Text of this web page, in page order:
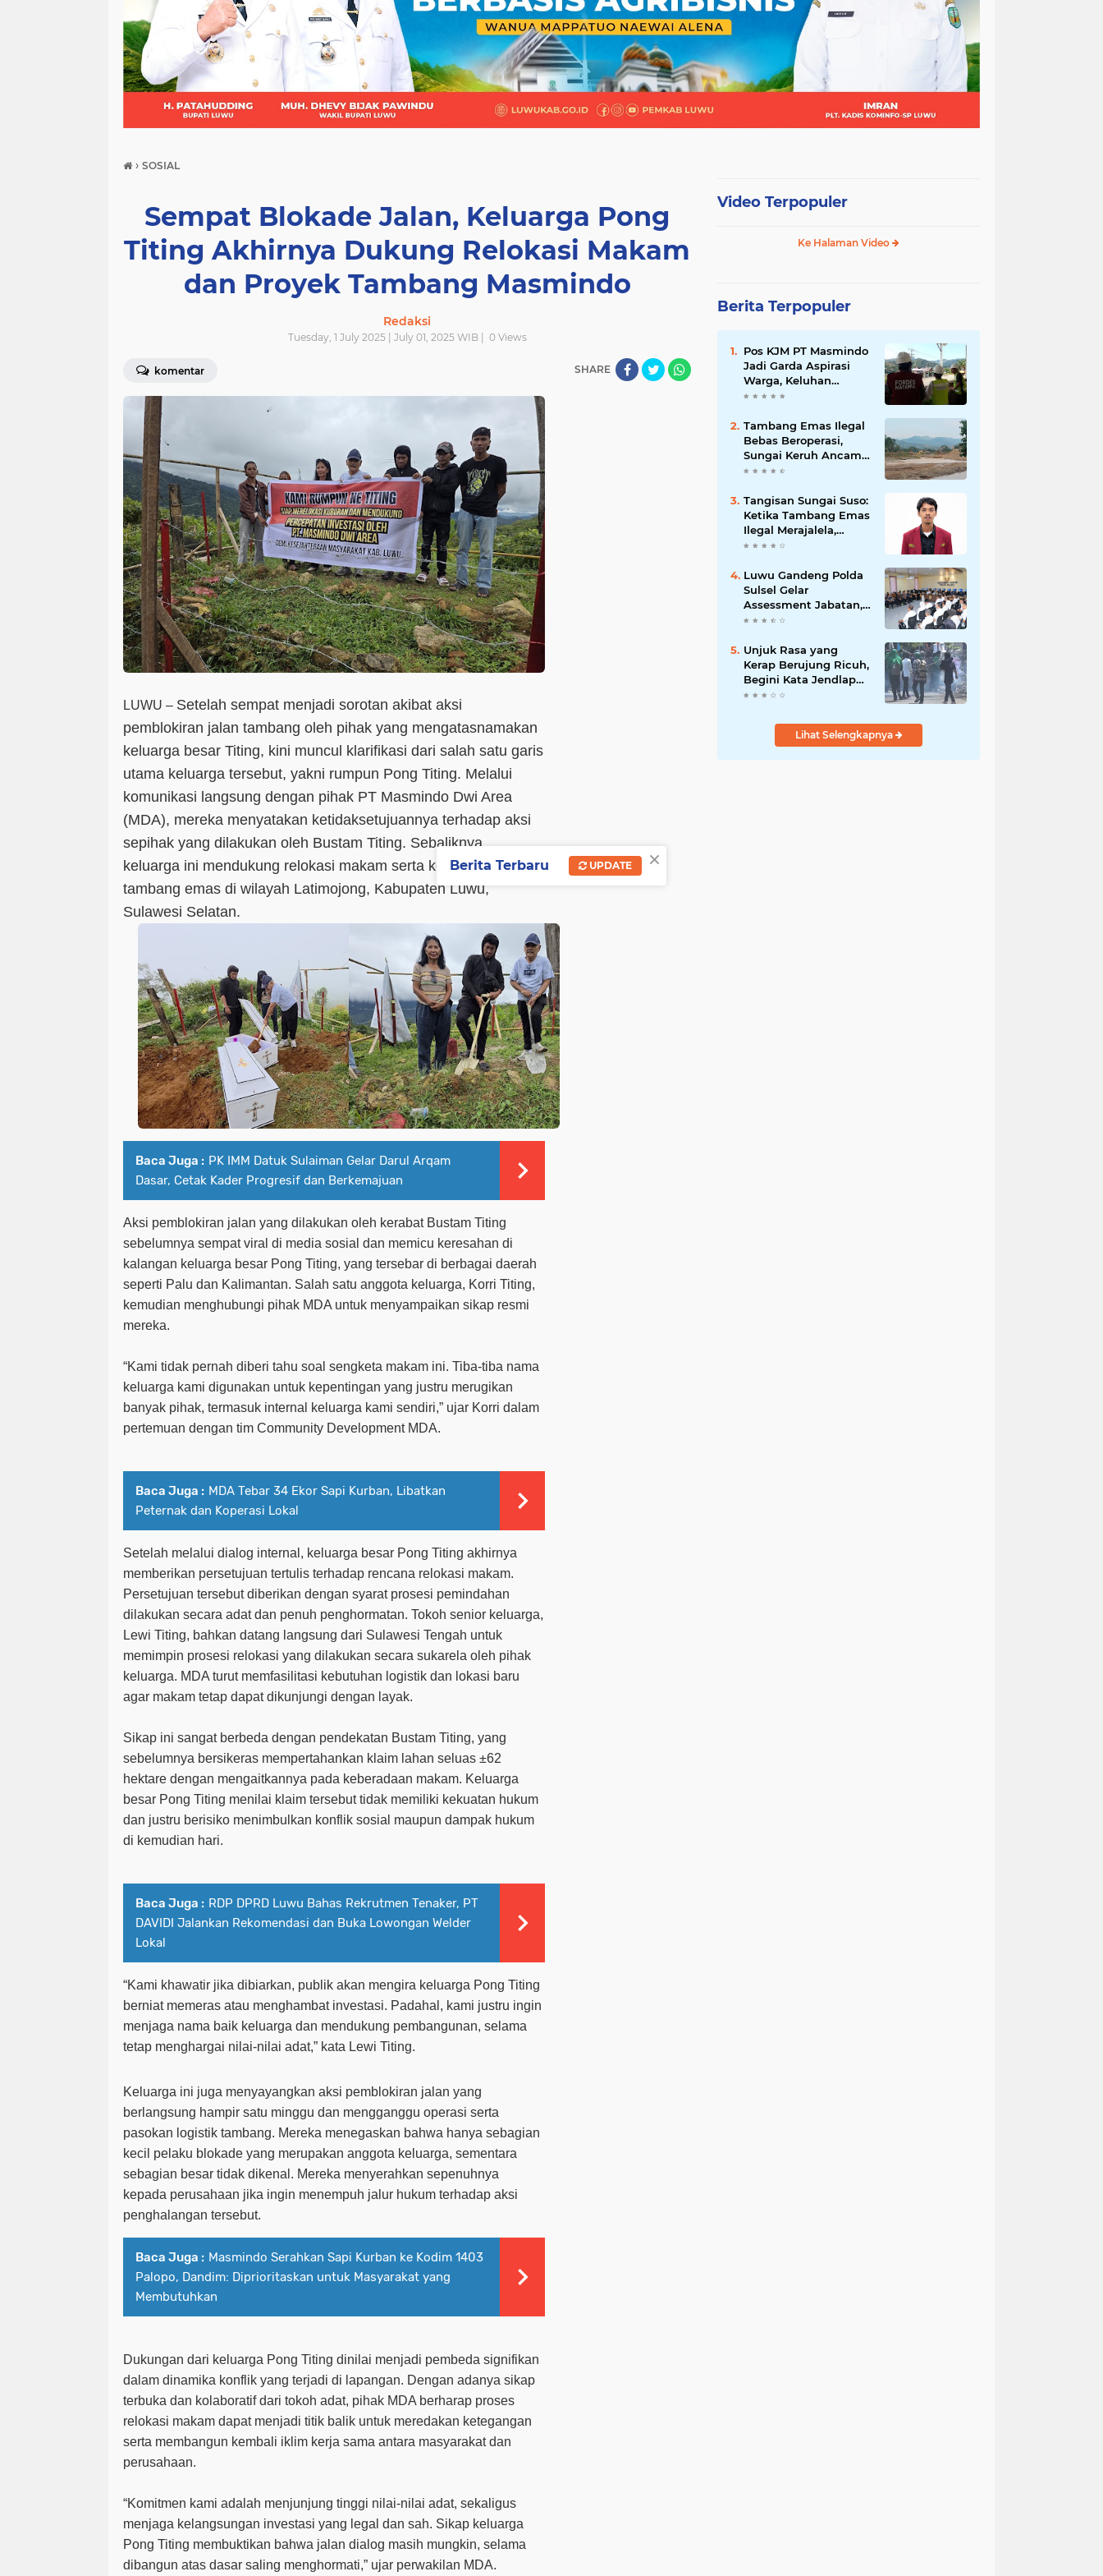
(21) (9) (7)
› SOSIAL
Sempat Blokade Jalan, Keluarga Pong
Titing Akhirnya Dukung Relokasi Makam
dan Proyek Tambang Masmindo
Redaksi
Tuesday, 1 July 2025 | July 01, 2025 WIB | 0Views
komentar SHARE
LUWU – Setelah sempat menjadi sorotan akibat aksi
pemblokiran jalan tambang oleh pihak yang mengatasnamakan
keluarga besar Titing, kini muncul klarifikasi dari salah satu garis
utama keluarga tersebut, yakni rumpun Pong Titing. Melalui
komunikasi langsung dengan pihak PT Masmindo Dwi Area
(MDA), mereka menyatakan ketidaksetujuannya terhadap aksi
sepihak yang dilakukan oleh Bustam Titing. Sebaliknya,
keluarga ini mendukung relokasi makam serta kelanjutan proyek
tambang emas di wilayah Latimojong, Kabupaten Luwu,
Sulawesi Selatan.
Baca Juga : PK IMM Datuk Sulaiman Gelar Darul Arqam
Dasar, Cetak Kader Progresif dan Berkemajuan
Aksi pemblokiran jalan yang dilakukan oleh kerabat Bustam Titing
sebelumnya sempat viral di media sosial dan memicu keresahan di
kalangan keluarga besar Pong Titing, yang tersebar di berbagai daerah
seperti Palu dan Kalimantan. Salah satu anggota keluarga, Korri Titing,
kemudian menghubungi pihak MDA untuk menyampaikan sikap resmi
mereka.
“Kami tidak pernah diberi tahu soal sengketa makam ini. Tiba-tiba nama
keluarga kami digunakan untuk kepentingan yang justru merugikan
banyak pihak, termasuk internal keluarga kami sendiri,” ujar Korri dalam
pertemuan dengan tim Community Development MDA.
Baca Juga : MDA Tebar 34 Ekor Sapi Kurban, Libatkan
Peternak dan Koperasi Lokal
Setelah melalui dialog internal, keluarga besar Pong Titing akhirnya
memberikan persetujuan tertulis terhadap rencana relokasi makam.
Persetujuan tersebut diberikan dengan syarat prosesi pemindahan
dilakukan secara adat dan penuh penghormatan. Tokoh senior keluarga,
Lewi Titing, bahkan datang langsung dari Sulawesi Tengah untuk
memimpin prosesi relokasi yang dilakukan secara sukarela oleh pihak
keluarga. MDA turut memfasilitasi kebutuhan logistik dan lokasi baru
agar makam tetap dapat dikunjungi dengan layak.
Sikap ini sangat berbeda dengan pendekatan Bustam Titing, yang
sebelumnya bersikeras mempertahankan klaim lahan seluas ±62
hektare dengan mengaitkannya pada keberadaan makam. Keluarga
besar Pong Titing menilai klaim tersebut tidak memiliki kekuatan hukum
dan justru berisiko menimbulkan konflik sosial maupun dampak hukum
di kemudian hari.
Baca Juga : RDP DPRD Luwu Bahas Rekrutmen Tenaker, PT
DAVIDI Jalankan Rekomendasi dan Buka Lowongan Welder
Lokal
“Kami khawatir jika dibiarkan, publik akan mengira keluarga Pong Titing
berniat memeras atau menghambat investasi. Padahal, kami justru ingin
menjaga nama baik keluarga dan mendukung pembangunan, selama
tetap menghargai nilai-nilai adat,” kata Lewi Titing.
Keluarga ini juga menyayangkan aksi pemblokiran jalan yang
berlangsung hampir satu minggu dan mengganggu operasi serta
pasokan logistik tambang. Mereka menegaskan bahwa hanya sebagian
kecil pelaku blokade yang merupakan anggota keluarga, sementara
sebagian besar tidak dikenal. Mereka menyerahkan sepenuhnya
kepada perusahaan jika ingin menempuh jalur hukum terhadap aksi
penghalangan tersebut.
Baca Juga : Masmindo Serahkan Sapi Kurban ke Kodim 1403
Palopo, Dandim: Diprioritaskan untuk Masyarakat yang
Membutuhkan
Dukungan dari keluarga Pong Titing dinilai menjadi pembeda signifikan
dalam dinamika konflik yang terjadi di lapangan. Dengan adanya sikap
terbuka dan kolaboratif dari tokoh adat, pihak MDA berharap proses
relokasi makam dapat menjadi titik balik untuk meredakan ketegangan
serta membangun kembali iklim kerja sama antara masyarakat dan
perusahaan.
“Komitmen kami adalah menjunjung tinggi nilai-nilai adat, sekaligus
menjaga kelangsungan investasi yang legal dan sah. Sikap keluarga
Pong Titing membuktikan bahwa jalan dialog masih mungkin, selama
dibangun atas dasar saling menghormati,” ujar perwakilan MDA.
Video Terpopuler
Ke Halaman Video
Berita Terpopuler
Pos KJM PT Masmindo
Jadi Garda Aspirasi
Warga, Keluhan
Ditangani Maksimal
Tambang Emas Ilegal
Bebas Beroperasi,
Sungai Keruh Ancam
Sawah dan Air Bersih
Tangisan Sungai Suso:
Ketika Tambang Emas
Ilegal Merajalela,
Negara Seolah
Luwu Gandeng Polda
Sulsel Gelar
Assessment Jabatan,
Perkuat Penempatan
Kompetensi
Unjuk Rasa yang
Kerap Berujung Ricuh,
Begini Kata Jendlap
API
Lihat Selengkapnya
×
Berita Terbaru UPDATE